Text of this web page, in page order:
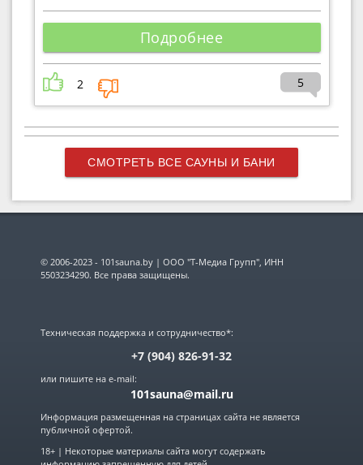
Подробнее
2 5
СМОТРЕТЬ ВСЕ САУНЫ И БАНИ
© 2006-2023 - 101sauna.by | ООО "Т-Медиа Групп", ИНН
5503234290. Все права защищены.
Техническая поддержка и сотрудничество*:
+7 (904) 826-91-32
или пишите на e-mail:
101sauna@mail.ru
Информация размещенная на страницах сайта не является
публичной офертой.
18+ | Некоторые материалы сайта могут содержать